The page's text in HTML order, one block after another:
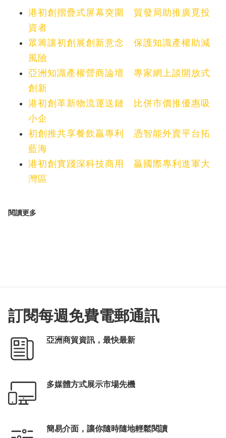
港初創摺疊式屏幕突圍 貿發局助推廣覓投
資者
眾籌讓初創展創新意念 保護知識產權助減
風險
亞洲知識產權營商論壇 專家網上談開放式
創新
港初創革新物流運送鏈 比併市價推優惠吸
小企
初創推共享餐飲贏專利 憑智能外賣平台拓
藍海
港初創實踐深科技商用 贏國際專利進軍大
灣區
閱讀更多
訂閱每週免費電郵通訊
亞洲商貿資訊，最快最新
多媒體方式展示市場先機
簡易介面，讓你隨時隨地輕鬆閱讀